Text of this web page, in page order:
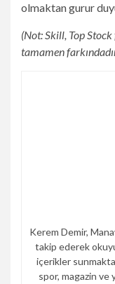
olmaktan gurur
(Not: Skill, Top
tamamen
Kerem Demir,
takip ederek
içerikler
spor, magazin ve